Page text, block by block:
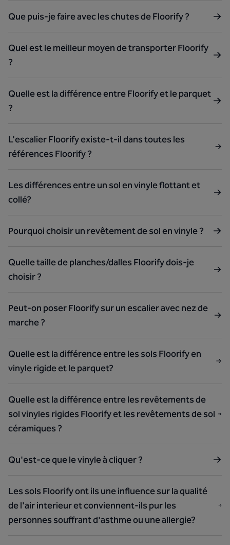
Que puis-je faire avec les chutes de Floorify ?
Quel est le meilleur moyen de transporter Floorify
?
Quelle est la différence entre Floorify et le parquet
?
L'escalier Floorify existe-t-il dans toutes les
références Floorify ?
Les différences entre un sol en vinyle flottant et
collé?
Pourquoi choisir un revêtement de sol en vinyle ?
Quelle taille de planches/dalles Floorify dois-je
choisir ?
Peut-on poser Floorify sur un escalier avec nez de
marche ?
Quelle est la différence entre les sols Floorify en
vinyle rigide et le parquet?
Quelle est la différence entre les revêtements de
sol vinyles rigides Floorify et les revêtements de sol
céramiques ?
Qu'est-ce que le vinyle à cliquer ?
Les sols Floorify ont ils une influence sur la qualité
de l'air interieur et conviennent-ils pur les
personnes souffrant d'asthme ou une allergie?